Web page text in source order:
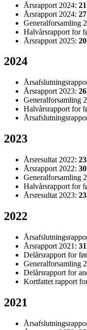
Årsrapport 2024:
Årsrapport 2024:
Generalforsamling
Halvårsrapport for
Årsrapport 2025:
2024
Årsrapport 2023:
Generalforsamling
Halvårsrapport for
2023
Årsresultat 2022:
Årsrapport 2022:
Generalforsamling
Halvårsrapport for
Årsresultat 2023:
2022
Årsrapport 2021:
Delårsrapport for
Generalforsamling
Delårsrapport for
Kortfattet rapport
2021